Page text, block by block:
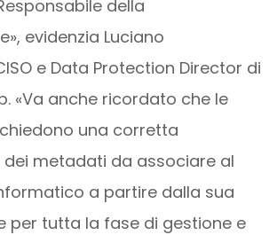
della
evidenzia Luciano
e Data Protection Director di
«Va anche ricordato che le
una corretta
metadati da associare al
a partire dalla sua
per tutta la fase di gestione e